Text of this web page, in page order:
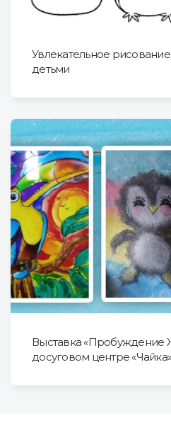
Увлекательное
детьми
Выставка «Пробуждение
досуговом центре «Чайка»